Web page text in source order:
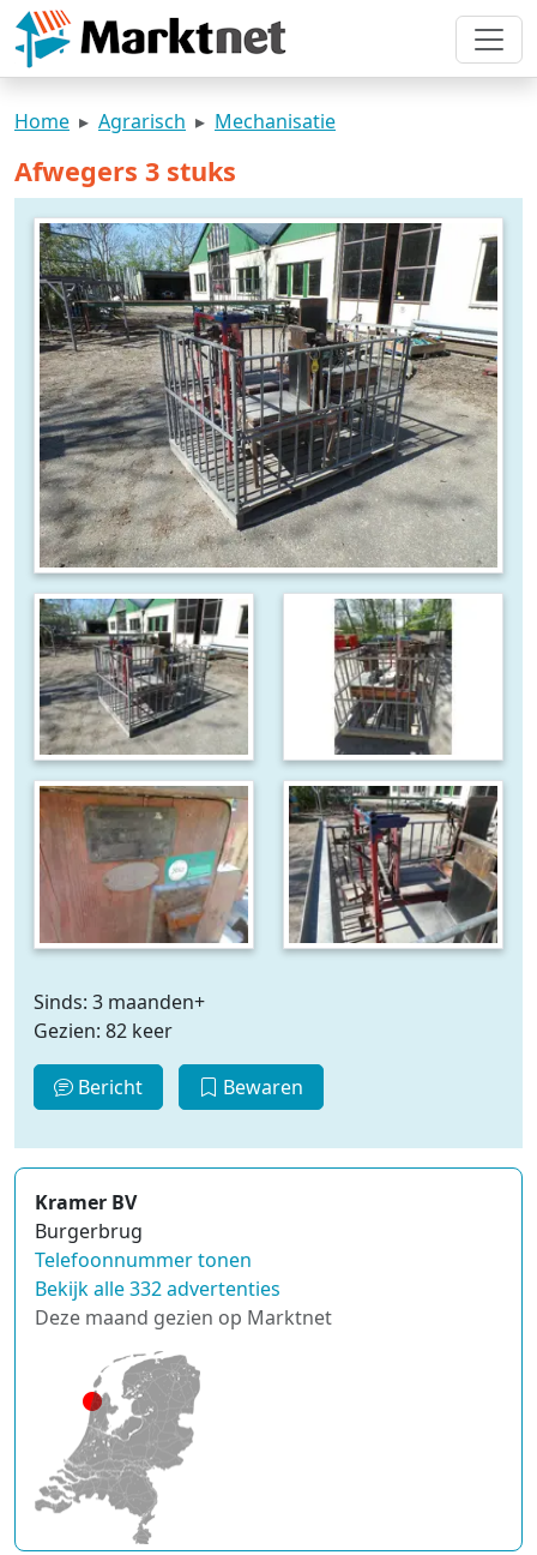
Home Agrarisch Mechanisatie
Afwegers 3 stuks
Sinds: 3 maanden+
Gezien: 82 keer
Bericht Bewaren
Kramer BV
Burgerbrug
Telefoonnummer tonen
Bekijk alle 332 advertenties
Deze maand gezien op Marktnet